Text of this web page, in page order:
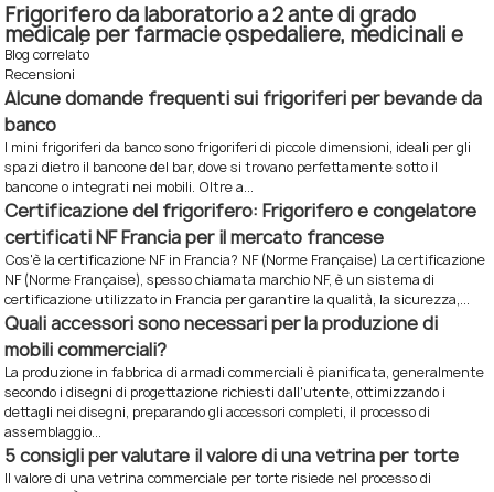
Frigorifero da laboratorio a 2 ante di grado
medicale per farmacie ospedaliere, medicinali e
vaccini (NW-YCDEL289)
Blog correlato
Recensioni
Alcune domande frequenti sui frigoriferi per bevande da
banco
I mini frigoriferi da banco sono frigoriferi di piccole dimensioni, ideali per gli
spazi dietro il bancone del bar, dove si trovano perfettamente sotto il
bancone o integrati nei mobili. Oltre a...
Certificazione del frigorifero: Frigorifero e congelatore
certificati NF Francia per il mercato francese
Cos'è la certificazione NF in Francia? NF (Norme Française) La certificazione
NF (Norme Française), spesso chiamata marchio NF, è un sistema di
certificazione utilizzato in Francia per garantire la qualità, la sicurezza,...
Quali accessori sono necessari per la produzione di
mobili commerciali?
La produzione in fabbrica di armadi commerciali è pianificata, generalmente
secondo i disegni di progettazione richiesti dall'utente, ottimizzando i
dettagli nei disegni, preparando gli accessori completi, il processo di
assemblaggio...
5 consigli per valutare il valore di una vetrina per torte
Il valore di una vetrina commerciale per torte risiede nel processo di